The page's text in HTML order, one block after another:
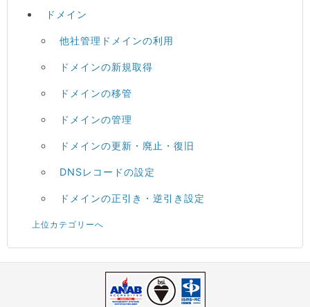
ドメイン
他社管理ドメインの利用
ドメインの新規取得
ドメインの移管
ドメインの管理
ドメインの更新・廃止・復旧
DNSレコードの設定
ドメインの正引き・逆引き設定
上位カテゴリーへ